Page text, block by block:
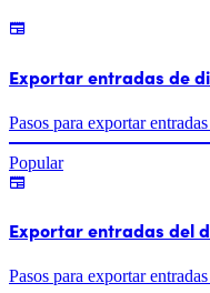
Exportar entradas de
Pasos para exportar
Popular
Exportar entradas del
Pasos para exportar